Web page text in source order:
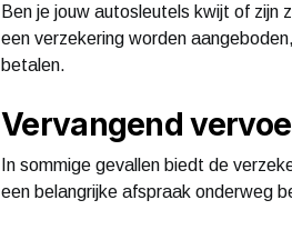
Ben je jouw autosleutels kwijt of zijn
een verzekering worden
betalen.
Vervangend
In sommige gevallen biedt de
een belangrijke afspraak onderweg